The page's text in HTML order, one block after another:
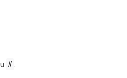
# .